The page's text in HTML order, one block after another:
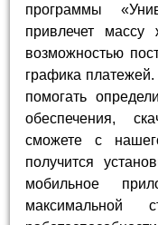
программы
привлечет
возможностью
графика
помогать
обеспечения,
сможете с
получится
мобильное
максимальной